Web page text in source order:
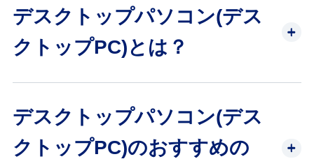
デスクトップパソコン(デス
クトップPC)とは？
デスクトップパソコン(デス
クトップPC)のおすすめの